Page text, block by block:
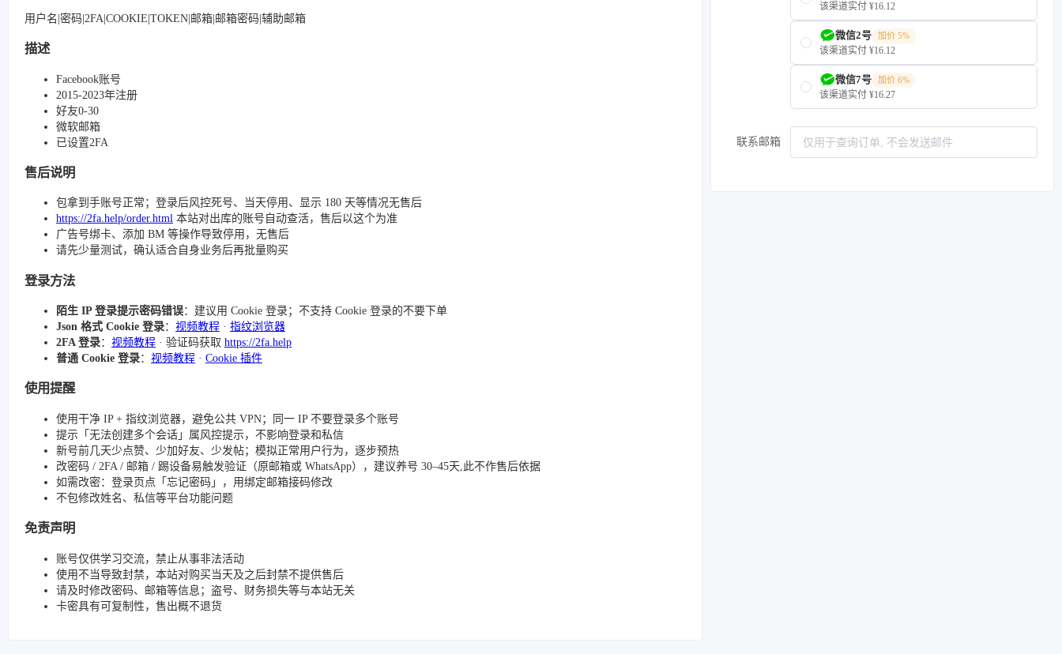
用户名|密码|2FA|COOKIE|TOKEN|邮箱|邮箱密码|辅助邮箱
描述
Facebook账号
2015-2023年注册
好友0-30
微软邮箱
已设置2FA
售后说明
包拿到手账号正常；登录后风控死号、当天停用、显示 180 天等情况无售后
https://2fa.help/order.html 本站对出库的账号自动查活，售后以这个为准
广告号绑卡、添加 BM 等操作导致停用，无售后
请先少量测试，确认适合自身业务后再批量购买
登录方法
陌生 IP 登录提示密码错误：建议用 Cookie 登录；不支持 Cookie 登录的不要下单
Json 格式 Cookie 登录： 视频教程 · 指纹浏览器
2FA 登录： 视频教程 · 验证码获取 https://2fa.help
普通 Cookie 登录： 视频教程 · Cookie 插件
使用提醒
使用干净 IP + 指纹浏览器，避免公共 VPN；同一 IP 不要登录多个账号
提示「无法创建多个会话」属风控提示，不影响登录和私信
新号前几天少点赞、少加好友、少发帖；模拟正常用户行为，逐步预热
改密码 / 2FA / 邮箱 / 踢设备易触发验证（原邮箱或 WhatsApp），建议养号 30–45天,此不作售后依据
如需改密：登录页点「忘记密码」，用绑定邮箱接码修改
不包修改姓名、私信等平台功能问题
免责声明
账号仅供学习交流，禁止从事非法活动
使用不当导致封禁，本站对购买当天及之后封禁不提供售后
请及时修改密码、邮箱等信息；盗号、财务损失等与本站无关
卡密具有可复制性，售出概不退货
该渠道实付 ¥16.12
微信2号 加价 5%
该渠道实付 ¥16.12
微信7号 加价 6%
该渠道实付 ¥16.27
联系邮箱